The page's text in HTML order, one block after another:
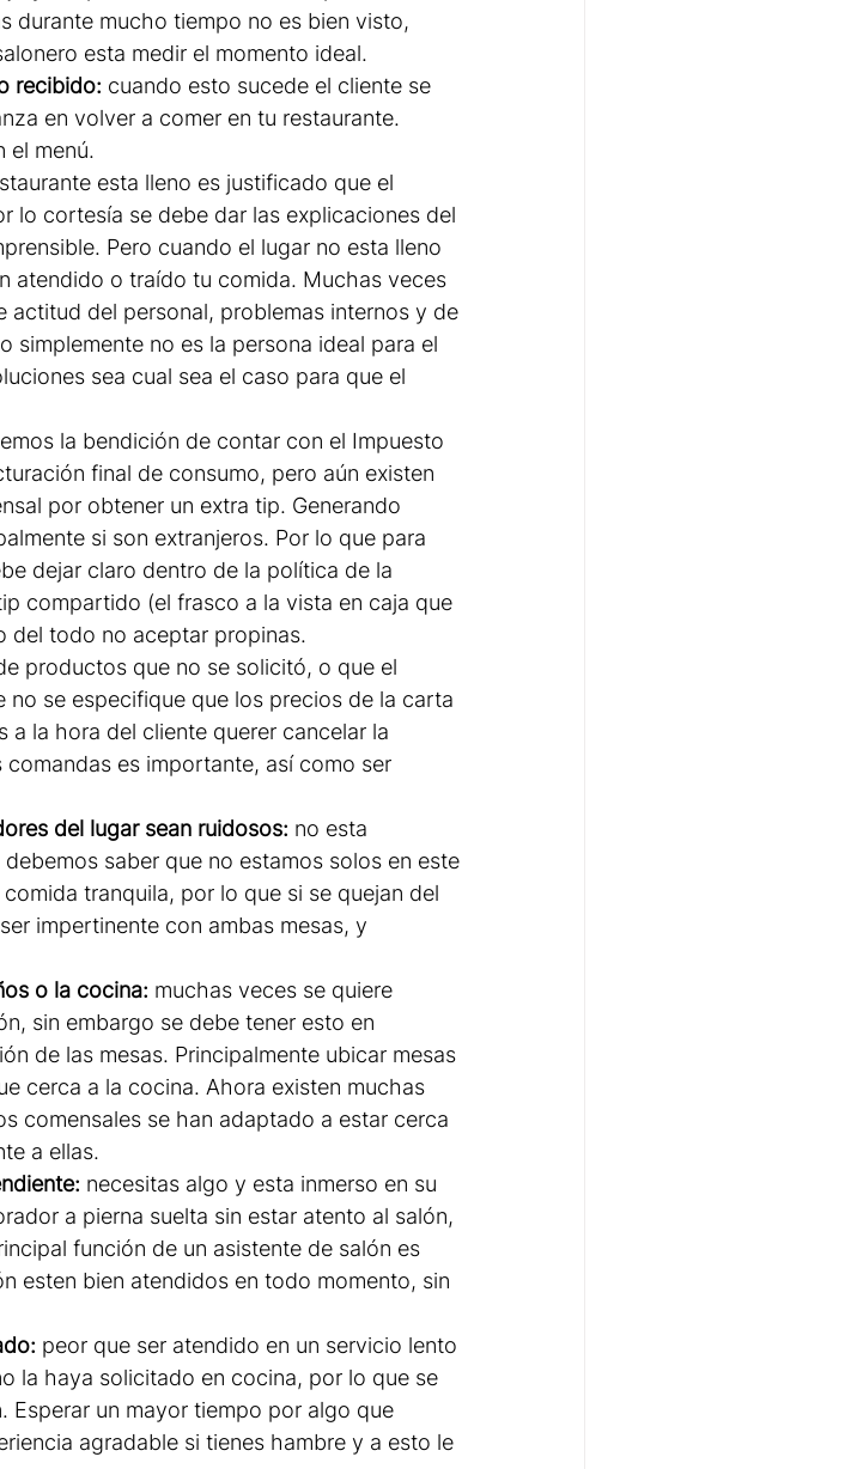
durante mucho tiempo no es bien visto,
esta medir el momento ideal.
recibido: cuando esto sucede el cliente se
en volver a comer en tu restaurante.
el menú.
esta lleno es justificado que el
lo cortesía se debe dar las explicaciones del
Pero cuando el lugar no esta lleno
atendido o traído tu comida. Muchas veces
actitud del personal, problemas internos y de
simplemente no es la persona ideal para el
sea cual sea el caso para que el
la bendición de contar con el Impuesto
final de consumo, pero aún existen
por obtener un extra tip. Generando
si son extranjeros. Por lo que para
dejar claro dentro de la política de la
compartido (el frasco a la vista en caja que
del todo no aceptar propinas.
productos que no se solicitó, o que el
no se especifique que los precios de la carta
a la hora del cliente querer cancelar la
es importante, así como ser
del lugar sean ruidosos: no esta
saber que no estamos solos en este
tranquila, por lo que si se quejan del
impertinente con ambas mesas, y
o la cocina: muchas veces se quiere
sin embargo se debe tener esto en
de las mesas. Principalmente ubicar mesas
cerca a la cocina. Ahora existen muchas
comensales se han adaptado a estar cerca
a ellas.
necesitas algo y esta inmerso en su
a pierna suelta sin estar atento al salón,
función de un asistente de salón es
esten bien atendidos en todo momento, sin
peor que ser atendido en un servicio lento
la haya solicitado en cocina, por lo que se
Esperar un mayor tiempo por algo que
agradable si tienes hambre y a esto le